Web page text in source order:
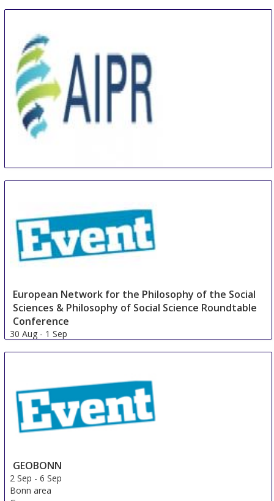
China
European Network for the Philosophy of the Social
Sciences & Philosophy of Social Science Roundtable
Conference
30 Aug - 1 Sep
GEOBONN
2 Sep -6 Sep
Bonn area